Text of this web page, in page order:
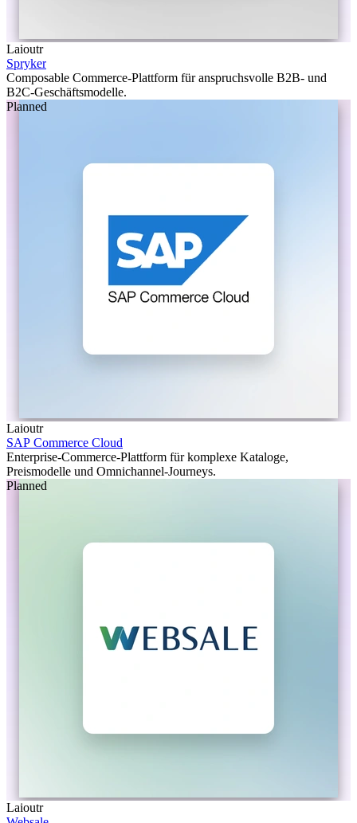
Laioutr
Spryker
Composable Commerce-Plattform für anspruchsvolle B2B- und
B2C-Geschäftsmodelle.
Planned
Laioutr
SAP Commerce Cloud
Enterprise-Commerce-Plattform für komplexe Kataloge,
Preismodelle und Omnichannel-Journeys.
Planned
Laioutr